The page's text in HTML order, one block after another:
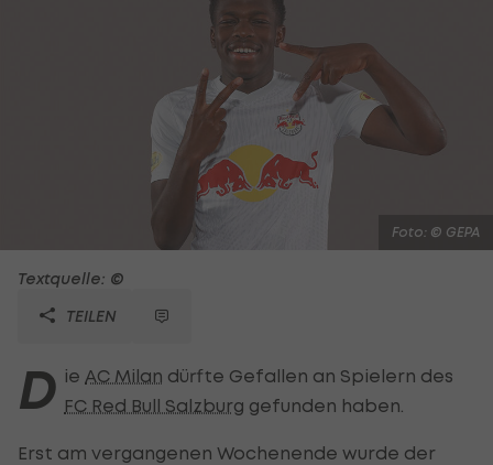
Foto: © GEPA
Textquelle: ©
TEILEN
D ie AC Milan dürfte Gefallen an Spielern des
FC Red Bull Salzburg gefunden haben.
Erst am vergangenen Wochenende wurde der